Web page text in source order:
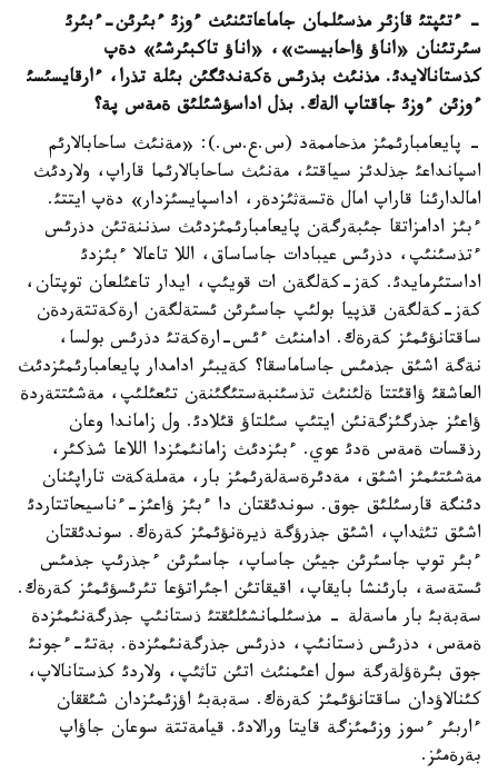
- ءتئپتئ قازئر مذسئلمان جاماعاتئنئث ءوزئ ءبئرئن-ءبئرئ
سئرتئنان «اناؤ ؤاحابيست»، «اناؤ تاكبئرشئ» دةپ
كذستانالايدئ. مذنئث بذرئس ةكةندئگئن بئلة تذرا، ءارقايسئسئ
ءوزئن ءوزئ جاقتاپ الةك. بذل اداسؤشئلئق ةمةس پة؟
- پايعامبارئمئز مذحاممةد (س.ع.س.): «مةنئث ساحابالارئم
اسپانداعئ جذلدئز سياقتئ، مةنئث ساحابالارئما قاراپ، ولاردئث
امالدارئنا قاراپ امال ةتسةثئزدةر، اداسپايسئزدار» دةپ ايتتئ.
ءبئز ادامزاتقا جئبةرگةن پايعامبارئمئزدئث سذننةتئن دذرئس
ءتذسئنئپ، دذرئس عيبادات جاساساق، اللا تاعالا ءبئزدئ
اداستئرمايدئ. كةز-كةلگةن ات قويئپ، ايدار تاعئلعان توپتان،
كةز-كةلگةن قذپيا بولئپ جاسئرئن ئستةلگةن ارةكةتتةردةن
ساقتانؤئمئز كةرةك. ادامنئث ءئس-ارةكةتئ دذرئس بولسا،
نةگة اشئق جذمئس جاساماسقا؟ كةيبئر ادامدار پايعامبارئمئزدئث
العاشقئ ؤاقئتتا ةلئنئث تذسئنبةستئگئنةن تئعئلئپ، مةشئتتةردة
ؤاعئز جذرگئزگةنئن ايتئپ سئلتاؤ قئلادئ. ول زاماندا وعان
رذقسات ةمةس ةدئ عوي. ءبئزدئث زامانئمئزدا اللاعا شذكئر،
مةشئتئمئز اشئق، مةدئرةسةلةرئمئز بار، مةملةكةت تاراپئنان
دئنگة قارسئلئق جوق. سوندئقتان دا ءبئز ؤاعئز-ءناسيحاتتاردئ
اشئق تئثداپ، اشئق جذرؤگة ذيرةنؤئمئز كةرةك. سوندئقتان
ءبئر توپ جاسئرئن جيئن جاساپ، جاسئرئن ءجذرئپ جذمئس
ئستةسة، بارئنشا بايقاپ، اقيقاتئن اجئراتؤعا تئرئسؤئمئز كةرةك.
سةبةبئ بار ماسةلة - مذسئلمانشئلئقتئ ذستانئپ جذرگةنئمئزدة
ةمةس، دذرئس ذستانئپ، دذرئس جذرگةنئمئزدة. بةتئ-ءجونئ
جوق بئرةؤلةرگة سول اعئمنئث اتئن تاثئپ، ولاردئ كذستانالاپ،
كئنالاؤدان ساقتانؤئمئز كةرةك. سةبةبئ اؤزئمئزدان شئققان
ءاربئر ءسوز وزئمئزگة قايتا ورالادئ. قيامةتتة سوعان جاؤاپ
بةرةمئز.